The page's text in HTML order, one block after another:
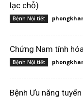
lạc chỗ)
Bệnh Nội tiết
Chứng Nam tính
Bệnh Nội tiết
Bệnh Ưu năng